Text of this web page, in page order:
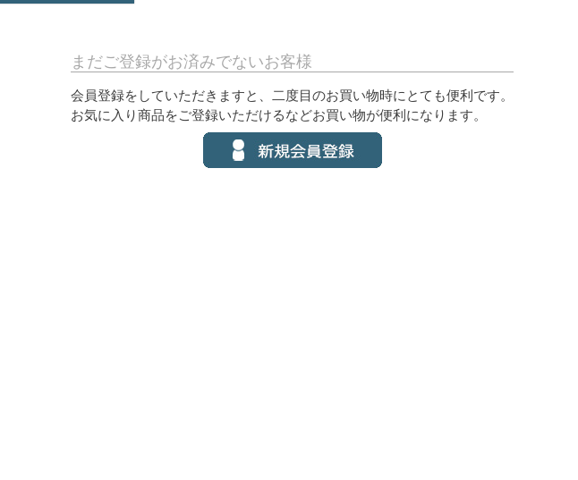
まだご登録がお済みでないお客様
会員登録をしていただきますと、二度目のお買い物時にとても便利です。
お気に入り商品をご登録いただけるなどお買い物が便利になります。